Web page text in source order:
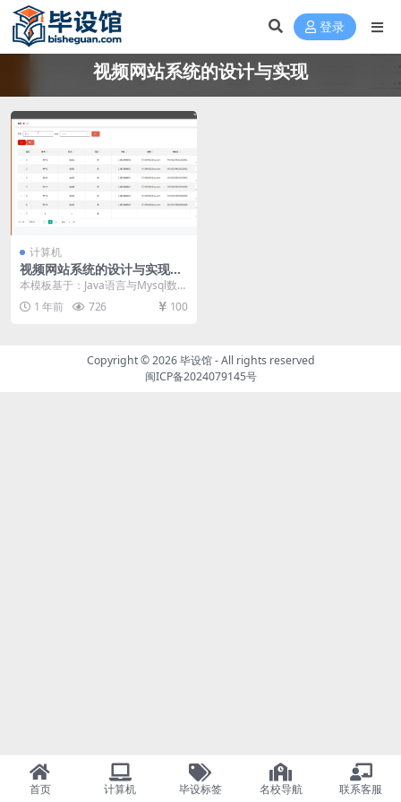
登录
视频网站系统的设计与实现
计算机
视频网站系统的设计与实现毕
设模板 毕业设计模板及毕业论
本模板基于：Java语言与Mysql数据
库开发 用户信息管理 管理员管理用
户信息...
1 年前 726 100
Copyright © 2026毕设馆- All rights reserved
闽ICP备2024079145号
首页 计算机 毕设标签 名校导航 联系客服